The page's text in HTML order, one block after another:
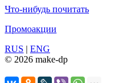
Что-нибудь почитать
Промоакции
RUS | ENG
© 2026 make-dp